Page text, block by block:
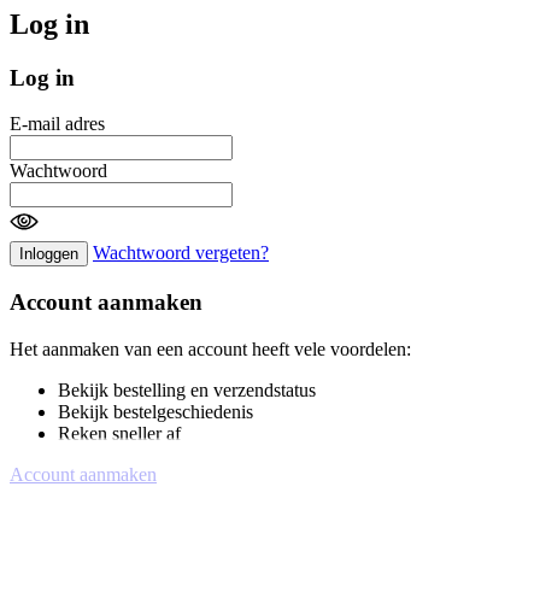
Log in
Log in
E-mail adres
Wachtwoord
Inloggen Wachtwoord vergeten?
Account aanmaken
Het aanmaken van een account heeft vele voordelen:
Bekijk bestelling en verzendstatus
Bekijk bestelgeschiedenis
Reken sneller af
Account aanmaken